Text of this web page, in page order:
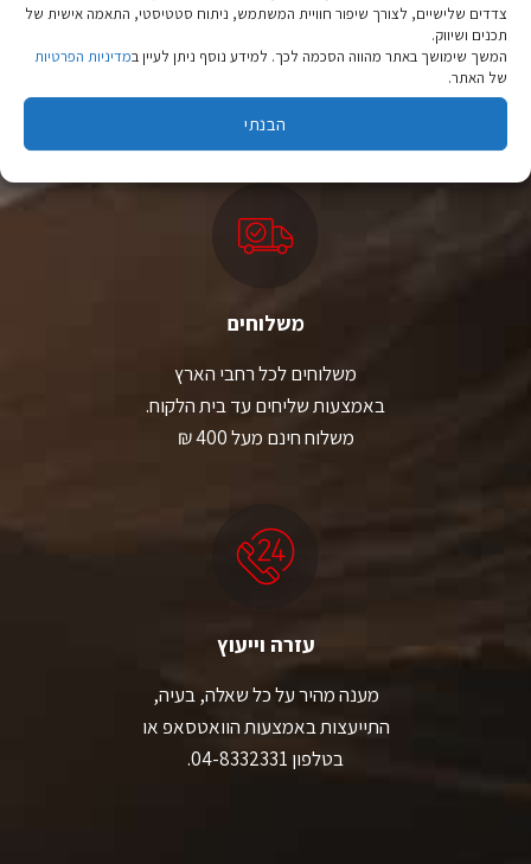
צדדים שלישיים, לצורך שיפור חוויית המשתמש, ניתוח סטטיסטי, התאמה אישית של
תכנים ושיווק.
המשך שימושך באתר מהווה הסכמה לכך. למידע נוסף ניתן לעיין במדיניות הפרטיות
של האתר.
הבנתי
מהיבואן לצרכן
יבוא ישיר לצד מותגים מובילים במחירים ללא תחרות.
משלוחים
משלוחים לכל רחבי הארץ
באמצעות שליחים עד בית הלקוח.
משלוח חינם מעל 400 ₪
עזרה וייעוץ
מענה מהיר על כל שאלה, בעיה,
התייעצות באמצעות הוואטסאפ או
בטלפון 04-8332331.